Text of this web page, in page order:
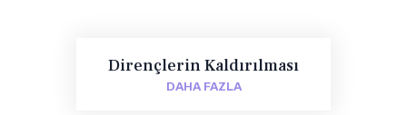
Dirençlerin Kaldırılması
DAHA FAZLA